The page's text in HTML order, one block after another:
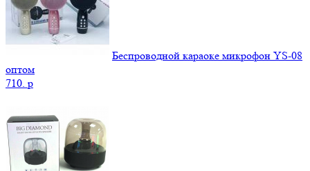
Беспроводной караоке микрофон YS-08
оптом
710. p